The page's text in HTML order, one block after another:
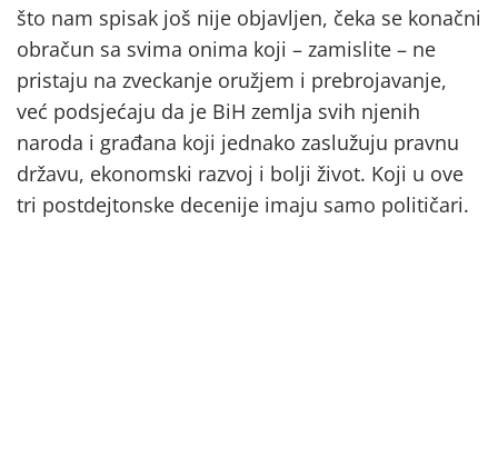
što nam spisak još nije objavljen, čeka se konačni
obračun sa svima onima koji – zamislite – ne
pristaju na zveckanje oružjem i prebrojavanje,
već podsjećaju da je BiH zemlja svih njenih
naroda i građana koji jednako zaslužuju pravnu
državu, ekonomski razvoj i bolji život. Koji u ove
tri postdejtonske decenije imaju samo političari.